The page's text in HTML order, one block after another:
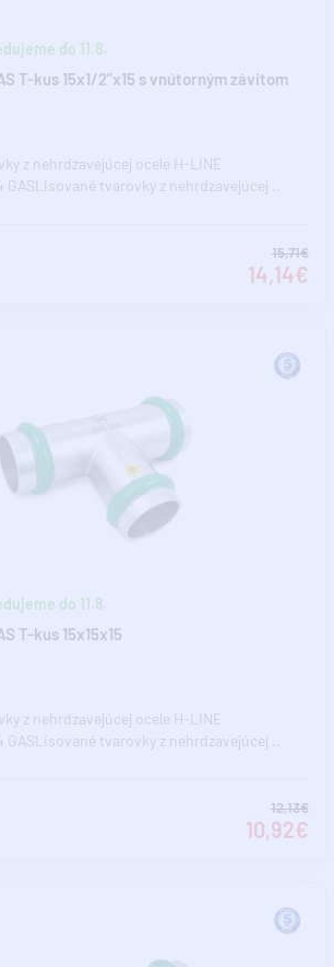
do 11.8.
T-kus 15x1/2"x15 s vnútorným závitom
z nehrdzavejúcej ocele H-LINE
GASLisované tvarovky z nehrdzavejúcej ..
15,71€
14,14€
do 11.8.
T-kus 15x15x15
z nehrdzavejúcej ocele H-LINE
GASLisované tvarovky z nehrdzavejúcej ..
12,13€
10,92€